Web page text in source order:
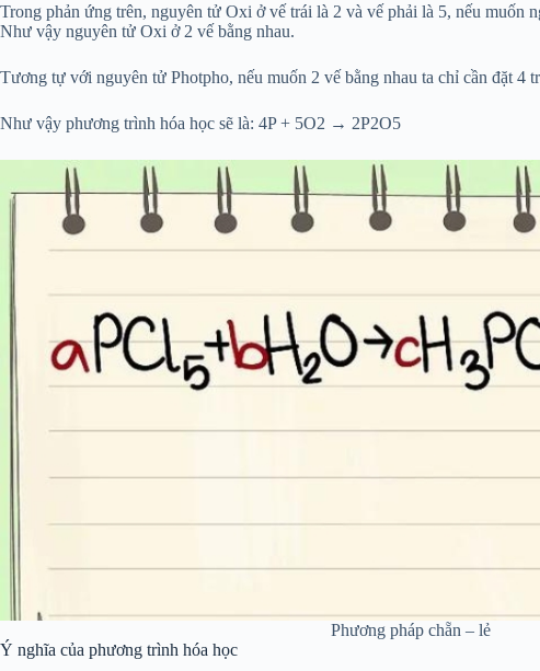
Trong phản ứng trên, nguyên tử Oxi ở vế trái là 2 và vế phải là 5, nếu muốn
Như vậy nguyên tử Oxi ở 2 vế bằng nhau.
Tương tự với nguyên tử Photpho, nếu muốn 2 vế bằng nhau ta chỉ cần đặt 4
Như vậy phương trình hóa học sẽ là: 4P + 5O2 → 2P2O5
Phương pháp chẵn – lẻ
Ý nghĩa của phương trình hóa học